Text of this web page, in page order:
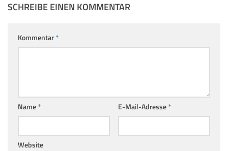
SCHREIBE EINEN KOMMENTAR
Kommentar*
Name* E-Mail-Adresse*
Website